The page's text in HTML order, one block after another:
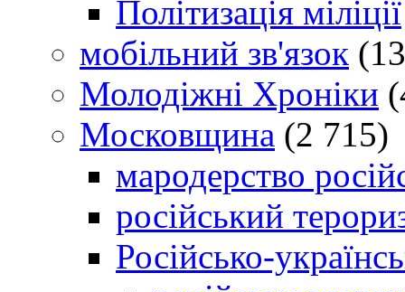
Політизація міліції
мобільний зв'язок
Молодіжні Хроніки
Московщина (2 715)
мародерство
російський
Російсько-